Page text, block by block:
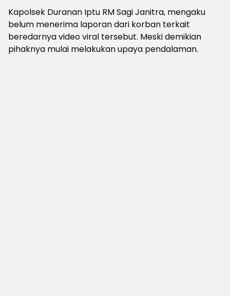
Kapolsek Duranan Iptu RM Sagi Janitra, mengaku
belum menerima laporan dari korban terkait
beredarnya video viral tersebut. Meski demikian
pihaknya mulai melakukan upaya pendalaman.